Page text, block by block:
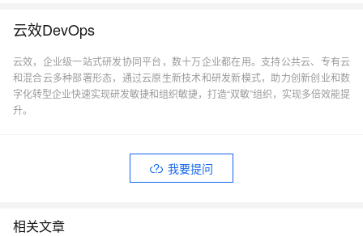
云效DevOps
云效，企业级一站式研发协同平台，数十万企业都在用。支持公共云、专有云
和混合云多种部署形态，通过云原生新技术和研发新模式，助力创新创业和数
字化转型企业快速实现研发敏捷和组织敏捷，打造“双敏”组织，实现多倍效能提
升。
我要提问
相关文章